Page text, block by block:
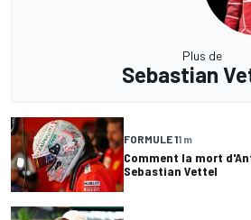
Plus de
Sebastian
FORMULE 11 m
Comment la mort
Sebastian Vettel